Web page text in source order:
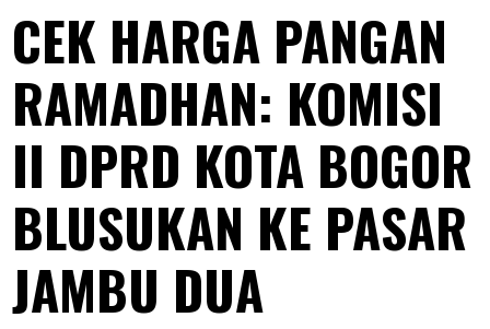
CEK HARGA PANGAN
RAMADHAN: KOMISI
II DPRD KOTA BOGOR
BLUSUKAN KE PASAR
JAMBU DUA